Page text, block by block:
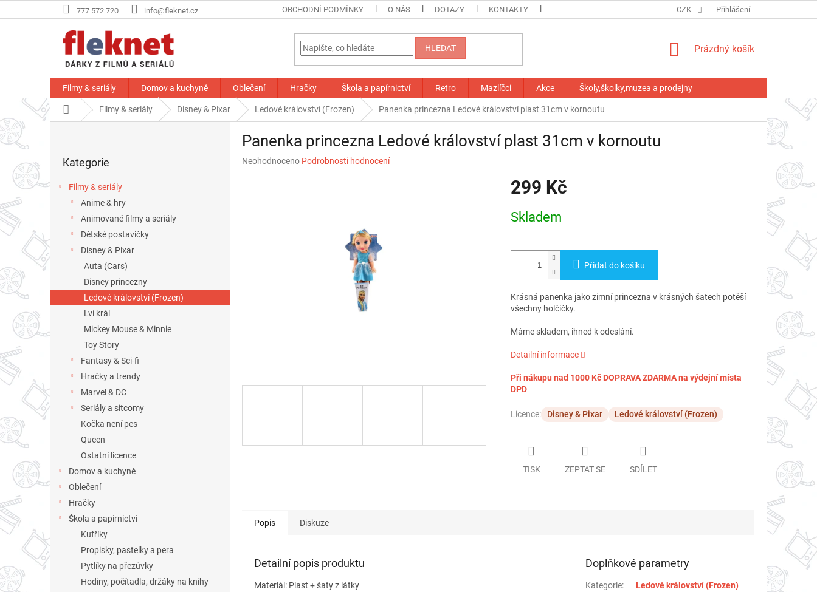
na
777 572 720 info@fleknet.cz OBCHODNÍ PODMÍNKY O NÁS DOTAZY KONTAKTY CZK Přihlášení
HLEDAT
NÁKUPNÍ
Prázdný košík
Filmy & seriály Domov a kuchyně Oblečení Hračky Škola a papírnictví Retro Mazlíčci Akce Školy,školky,muzea a prodejny
Domů Filmy & seriály Disney & Pixar Ledové království (Frozen) Panenka princezna Ledové království plast 31cm v kornoutu
r
p
a
e
l
kategorie
Kategorie
Filmy & seriály
Anime & hry
Animované filmy a seriály
Dětské postavičky
Disney & Pixar
Auta (Cars)
Disney princezny
Ledové království (Frozen)
Lví král
Mickey Mouse & Minnie
Toy Story
Fantasy & Sci-fi
Hračky a trendy
Marvel & DC
Seriály a sitcomy
Kočka není pes
Queen
Ostatní licence
Domov a kuchyně
Oblečení
Hračky
Škola a papírnictví
Kufříky
Propisky, pastelky a pera
Pytlíky na přezůvky
Hodiny, počítadla, držáky na knihy
Panenka princezna Ledové království plast 31cm v kornoutu
Průměrné
Neohodnoceno Podrobnosti hodnocení
299 Kč
cena:
Skladem
Přidat do košíku
Krásná panenka jako zimní princezna v krásných šatech potěší
všechny holčičky.
Máme skladem, ihned k odeslání.
Detailní informace
Při nákupu nad 1000 Kč DOPRAVA ZDARMA na výdejní místa
DPD
Licence: Disney & Pixar Ledové království (Frozen)
TISK ZEPTAT SE SDÍLET
Popis Diskuze
Detailní popis produktu
Materiál: Plast + šaty z látky
Doplňkové parametry
Kategorie: Ledové království (Frozen)